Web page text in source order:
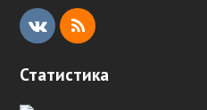
V
R
Статистика